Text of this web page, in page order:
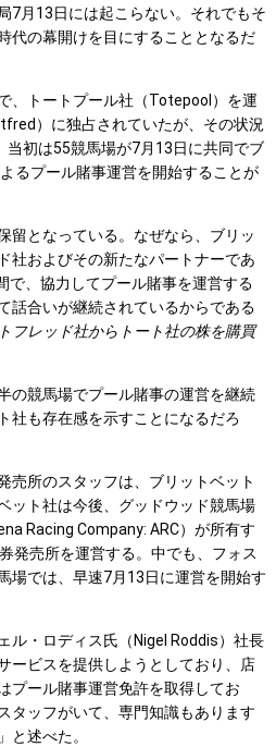
7月13日には起こらない。それでもそ
代の幕開けを目にすることとなるだ
、トートプール社（Totepool）を運
）に独占されていたが、その状況
当初は55競馬場が7月13日に共同でブ
るプール賭事運営を開始することが
となっている。なぜなら、ブリッ
社およびその新たなパートナーであ
で、協力してプール賭事を運営する
話合いが継続されているからである
フレッド社からトート社の株を購買
の競馬場でプール賭事の運営を継続
社も存在感を示すことになるだろ
所のスタッフは、ブリットベット
ット社は今後、グッドウッド競馬場
Racing Company: ARC）が所有す
発売所を運営する。中でも、フォス
場では、早速7月13日に運営を開始す
ル・ロディス氏（Nigel Roddis）社長
ービスを提供しようとしており、店
プール賭事運営免許を取得してお
タッフがいて、専門知識もあります
と述べた。